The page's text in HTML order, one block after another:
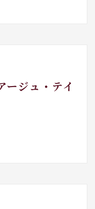
ージュ・テイ